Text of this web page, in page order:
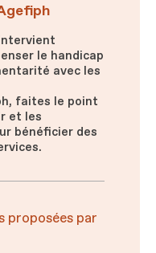
le handicap
avec les
faites le point
et les
bénéficier des
proposées par